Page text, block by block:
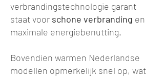
verbrandingstechnologie garant
staat voor schone verbranding en
maximale energiebenutting.
Bovendien warmen Nederlandse
modellen opmerkelijk snel op, wat